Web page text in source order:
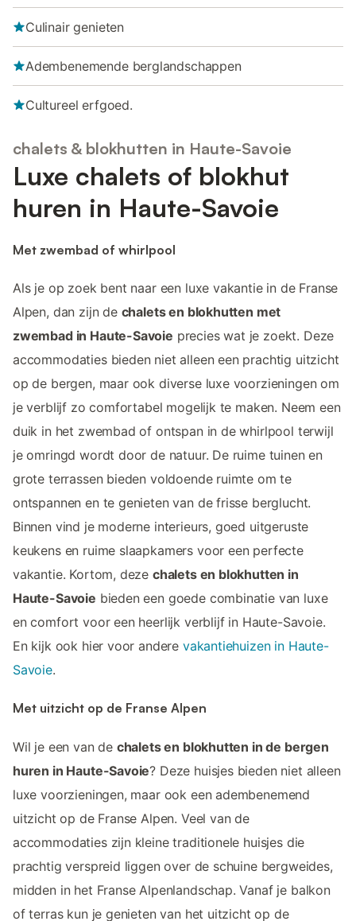
Culinair genieten
Adembenemende berglandschappen
Cultureel erfgoed.
chalets & blokhutten in Haute-Savoie
Luxe chalets of blokhut
huren in Haute-Savoie
Met zwembad of whirlpool
Als je op zoek bent naar een luxe vakantie in de Franse
Alpen, dan zijn de chalets en blokhutten met
zwembad in Haute-Savoie precies wat je zoekt. Deze
accommodaties bieden niet alleen een prachtig uitzicht
op de bergen, maar ook diverse luxe voorzieningen om
je verblijf zo comfortabel mogelijk te maken. Neem een
duik in het zwembad of ontspan in de whirlpool terwijl
je omringd wordt door de natuur. De ruime tuinen en
grote terrassen bieden voldoende ruimte om te
ontspannen en te genieten van de frisse berglucht.
Binnen vind je moderne interieurs, goed uitgeruste
keukens en ruime slaapkamers voor een perfecte
vakantie. Kortom, deze chalets en blokhutten in
Haute-Savoie bieden een goede combinatie van luxe
en comfort voor een heerlijk verblijf in Haute-Savoie.
En kijk ook hier voor andere vakantiehuizen in Haute-
Savoie.
Met uitzicht op de Franse Alpen
Wil je een van de chalets en blokhutten in de bergen
huren in Haute-Savoie? Deze huisjes bieden niet alleen
luxe voorzieningen, maar ook een adembenemend
uitzicht op de Franse Alpen. Veel van de
accommodaties zijn kleine traditionele huisjes die
prachtig verspreid liggen over de schuine bergweides,
midden in het Franse Alpenlandschap. Vanaf je balkon
of terras kun je genieten van het uitzicht op de